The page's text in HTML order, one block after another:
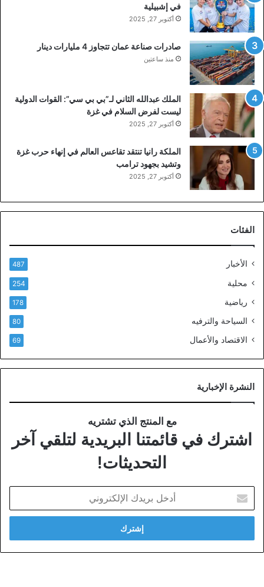
في إشبيلية
أكتوبر 27, 2025
صادرات صناعة عمان تتجاوز 4 مليارات دينار
منذ ساعتين
الملك عبدالله الثاني لـ”بي بي سي”: القوات الدولية
ليست لفرض السلام في غزة
أكتوبر 27, 2025
الملكة رانيا تنتقد تقاعس العالم في إنهاء حرب غزة
وتشيد بجهود ترامب
أكتوبر 27, 2025
الفئات
الأخبار 487
محلية 254
رياضية 178
السياحة والترفيه 80
الاقتصاد والأعمال 69
النشرة الإخبارية
مع المنتج الذي تشتريه
اشترك في قائمتنا البريدية لتلقي آخر
التحديثات!
بريدك
الإلكتروني